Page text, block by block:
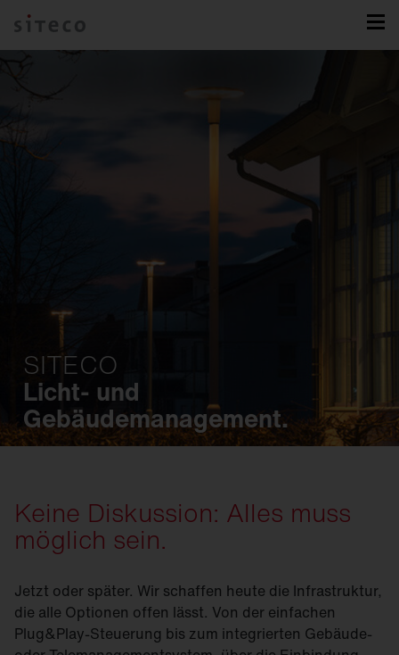
SITECO
Licht- und
Gebäudemanagement.
Keine Diskussion: Alles muss
möglich sein.
Jetzt oder später. Wir schaffen heute die Infrastruktur,
die alle Optionen offen lässt. Von der einfachen
Plug&Play-Steuerung bis zum integrierten Gebäude-